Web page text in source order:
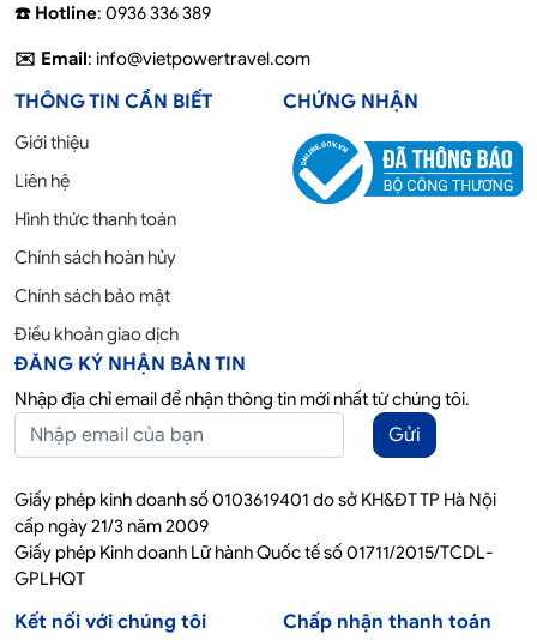
☎️ Hotline: 0936 336 389
✉️ Email: info@vietpowertravel.com
THÔNG TIN CẦN BIẾT
Giới thiệu
Liên hệ
Hình thức thanh toán
Chính sách hoàn hủy
Chính sách bảo mật
Điều khoản giao dịch
CHỨNG NHẬN
ĐĂNG KÝ NHẬN BẢN TIN
Nhập địa chỉ email để nhận thông tin mới nhất từ chúng tôi.
Gửi
Giấy phép kinh doanh số 0103619401 do sở KH&ĐT TP Hà Nội
cấp ngày 21/3 năm 2009
Giấy phép Kinh doanh Lữ hành Quốc tế số 01711/2015/TCDL-
GPLHQT
Kết nối với chúng tôi Chấp nhận thanh toán